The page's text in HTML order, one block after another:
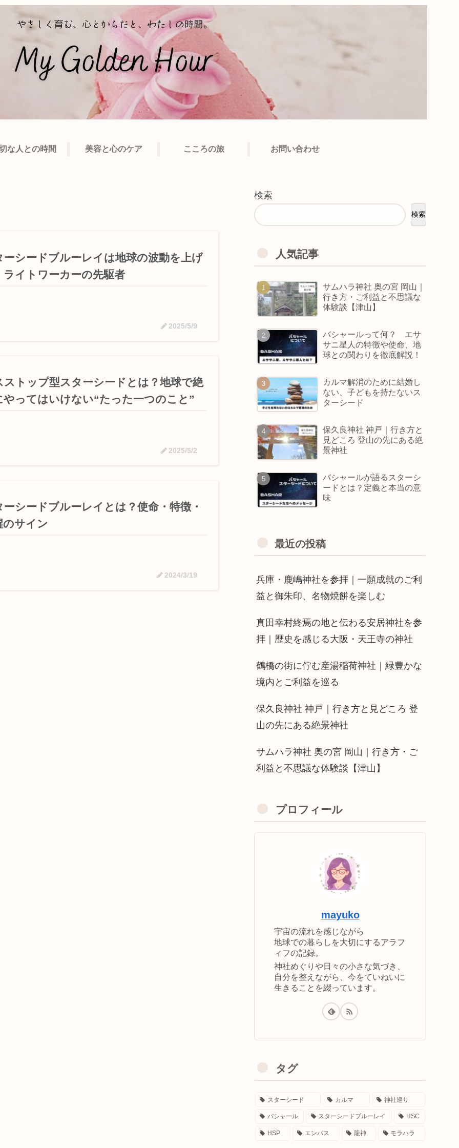
な人との時間 美容と心のケア こころの旅 お問い合わせ
ーシードブルーレイは地球の波動を上げ
ライトワーカーの先駆者
2025/5/9
ストップ型スターシードとは？地球で絶
やってはいけない“たった一つのこと”
2025/5/2
ーシードブルーレイとは？使命・特徴・
のサイン
2024/3/19
検索
検索
人気記事
サムハラ神社 奥の宮 岡山｜
行き方・ご利益と不思議な
体験談【津山】
バシャールって何？ エサ
サニ星人の特徴や使命、地
球との関わりを徹底解説！
カルマ解消のために結婚し
ない、子どもを持たないス
ターシード
保久良神社 神戸｜行き方と
見どころ 登山の先にある絶
景神社
バシャールが語るスターシ
ードとは？定義と本当の意
味
最近の投稿
兵庫・鹿嶋神社を参拝｜一願成就のご利
益と御朱印、名物焼餅を楽しむ
真田幸村終焉の地と伝わる安居神社を参
拝｜歴史を感じる大阪・天王寺の神社
鶴橋の街に佇む産湯稲荷神社｜緑豊かな
境内とご利益を巡る
保久良神社 神戸｜行き方と見どころ 登
山の先にある絶景神社
サムハラ神社 奥の宮 岡山｜行き方・ご
利益と不思議な体験談【津山】
プロフィール
mayuko
宇宙の流れを感じながら
地球での暮らしを大切にするアラフ
ィフの記録。
神社めぐりや日々の小さな気づき、
自分を整えながら、今をていねいに
生きることを綴っています。
タグ
スターシード カルマ 神社巡り
バシャール スターシードブルーレイ HSC
HSP エンパス 龍神 モラハラ